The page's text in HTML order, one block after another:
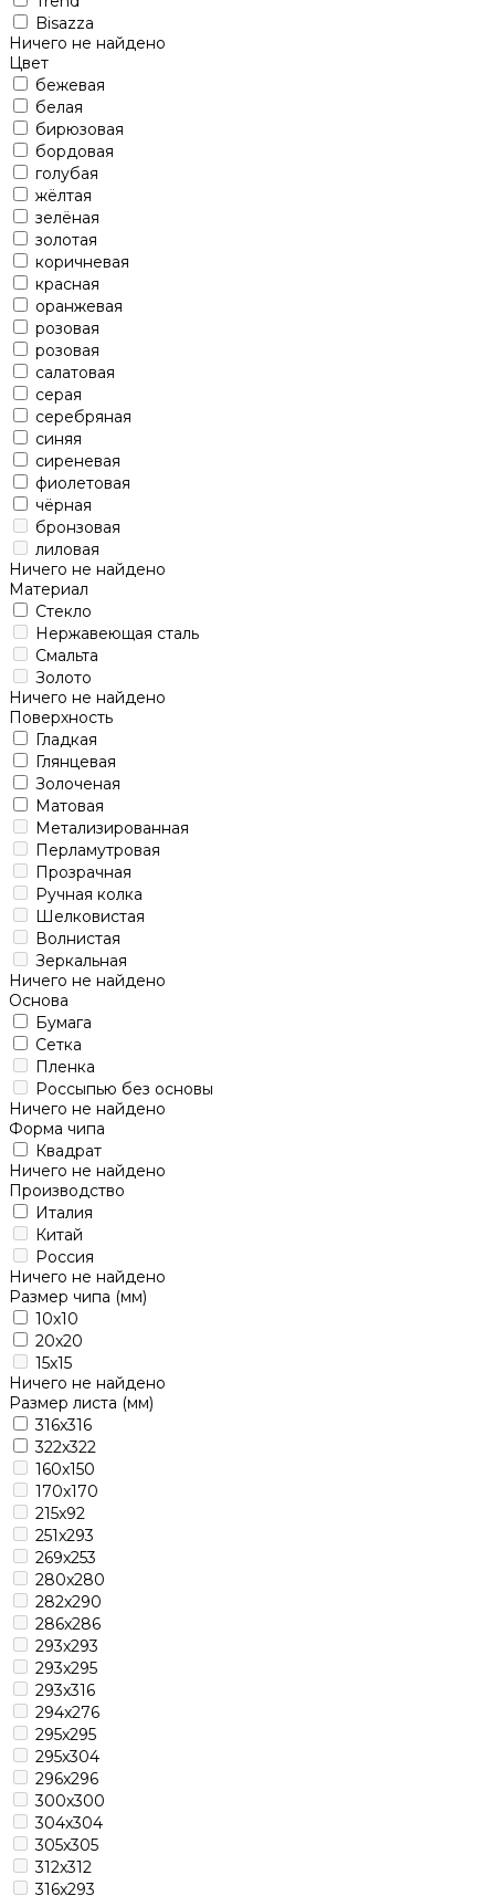
Bisazza
Ничего не найдено
Цвет
бежевая
белая
бирюзовая
бордовая
голубая
жёлтая
зелёная
золотая
коричневая
красная
оранжевая
розовая
розовая
салатовая
серая
серебряная
синяя
сиреневая
фиолетовая
чёрная
бронзовая
лиловая
Ничего не найдено
Материал
Стекло
Нержавеющая сталь
Смальта
Золото
Ничего не найдено
Поверхность
Гладкая
Глянцевая
Золоченая
Матовая
Метализированная
Перламутровая
Прозрачная
Ручная колка
Шелковистая
Волнистая
Зеркальная
Ничего не найдено
Основа
Бумага
Сетка
Пленка
Россыпью без основы
Ничего не найдено
Форма чипа
Квадрат
Ничего не найдено
Производство
Италия
Китай
Россия
Ничего не найдено
Размер чипа (мм)
10x10
20x20
15x15
Ничего не найдено
Размер листа (мм)
316x316
322x322
160x150
170x170
215x92
251x293
269x253
280x280
282x290
286x286
293x293
293x295
293x316
294x276
295x295
295x304
296x296
300x300
304x304
305x305
312x312
316x293